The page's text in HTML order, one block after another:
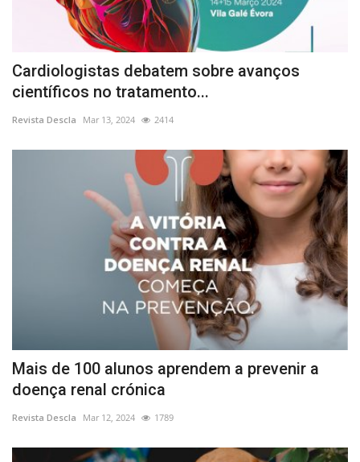
Cardiologistas debatem sobre avanços
científicos no tratamento...
Revista Descla Mar 13, 2024 2414
Mais de 100 alunos aprendem a prevenir a
doença renal crónica
Revista Descla Mar 12, 2024 1789